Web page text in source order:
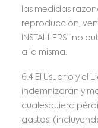
las medidas
reproducción,
INSTALLERS”
a la misma.
6.4 El Usuario y el
indemnizarán y
cualesquiera
gastos,